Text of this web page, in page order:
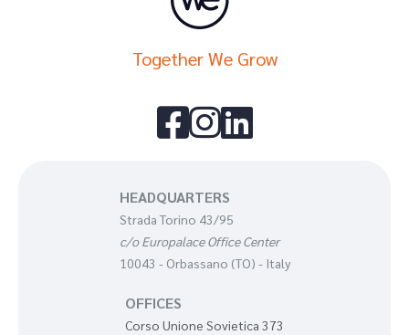
Together We Grow
 
HEADQUARTERS
Strada Torino 43/95
c/o Europalace Office Center
10043 - Orbassano (TO) - Italy
OFFICES
Corso Unione Sovietica 373